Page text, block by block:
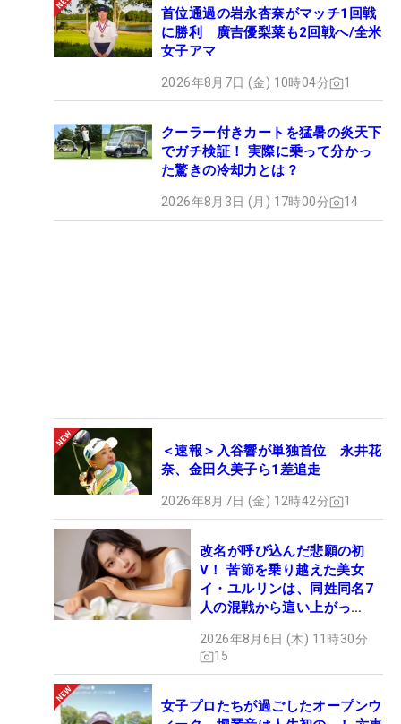
首位通過の岩永杏奈がマッチ1回戦
に勝利 廣吉優梨菜も2回戦へ/全米
女子アマ
2026年8月7日 (金) 10時04分 1
クーラー付きカートを猛暑の炎天下
でガチ検証！ 実際に乗って分かっ
た驚きの冷却力とは？
2026年8月3日 (月) 17時00分 14
＜速報＞入谷響が単独首位 永井花
奈、金田久美子ら1差追走
2026年8月7日 (金) 12時42分 1
改名が呼び込んだ悲願の初
V！ 苦節を乗り越えた美女
イ・ユルリンは、同姓同名7
人の混戦から這い上がっ
2026年8月6日 (木) 11時30分
15
女子プロたちが過ごしたオープンウ